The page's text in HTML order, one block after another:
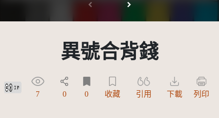
異號合背錢
創用CC姓名標示 3.0 台灣及其後版本(CC BY 3.0 TW +)
7 0 0 收藏 引用 下載 列印